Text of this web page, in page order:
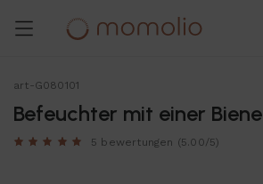
art-G080101
Befeuchter mit einer Biene
5 bewertungen (5.00/5)